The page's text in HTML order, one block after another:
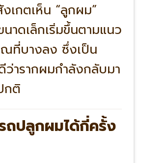
เกตเห็น “ลูกผม”
าดเล็กเริ่มขึ้นตามแนว
ณที่บางลง ซึ่งเป็น
รากผมกำลังกลับมา
กติ